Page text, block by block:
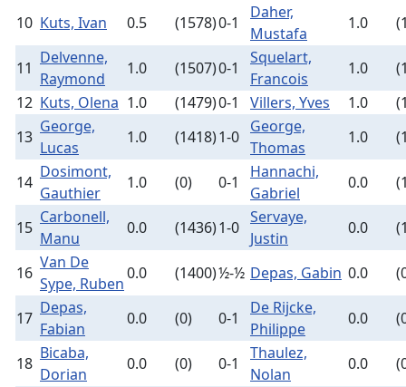
10 Kuts, Ivan 0.5 (1578)0-1
Daher,
Mustafa
1.0
11
Delvenne,
Raymond
1.0 (1507)0-1
Squelart,
Francois
1.0
12 Kuts, Olena 1.0 (1479)0-1 Villers, Yves 1.0
13
George,
Lucas
1.0 (1418)1-0
George,
Thomas
1.0
14
Dosimont,
Gauthier
1.0 (0) 0-1
Hannachi,
Gabriel
0.0
15
Carbonell,
Manu
0.0 (1436)1-0
Servaye,
Justin
0.0
16
Van De
Sype, Ruben
0.0 (1400)½-½ Depas, Gabin 0.0
17
Depas,
Fabian
0.0 (0) 0-1
De Rijcke,
Philippe
0.0
18
Bicaba,
Dorian
0.0 (0) 0-1
Thaulez,
Nolan
0.0